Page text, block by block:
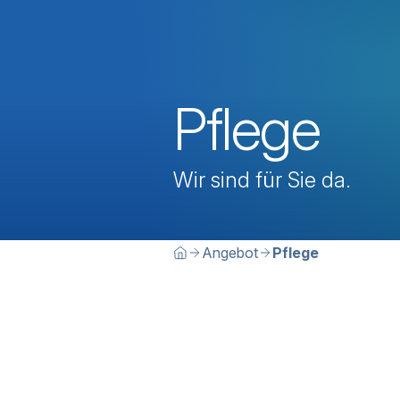
Pflege
Wir sind für Sie da.
Sie befinden sich hier:
HomeAngebot Pflege